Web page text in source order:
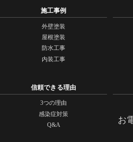
施工事例
外壁塗装
屋根塗装
防水工事
内装工事
信頼できる理由
3つの理由
感染症対策
Q&A
お